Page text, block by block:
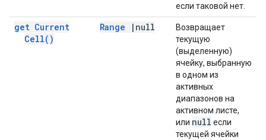
если таковой нет.
get Current
Cell( )
Range | null
Возвращает
текущую
(выделенную)
ячейку, выбранную
в одном из
активных
диапазонов на
активном листе,
или null если
текущей ячейки